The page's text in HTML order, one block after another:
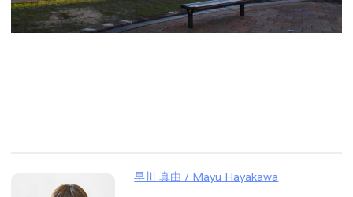
早川 真由 / Mayu Hayakawa